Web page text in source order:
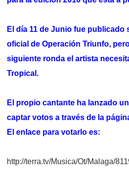
El día 11 de Junio fue publicado
oficial de Operación Triunfo,
siguiente ronda el artista
Tropical.
El propio cantante ha lanzado
captar votos a través de la
El enlace para votarlo es:
http://terra.tv/Musica/Ot/Malaga/